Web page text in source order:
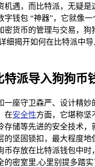
机遇，而比特派，无疑是
字钱包 “神器”，它就像一
密货币的管理与交易，狗
细揭开如何在比特派中
特派导入狗狗币
一座守卫森严、设计精妙
在安全性方面，它堪称坚
存储等先进的安全技术，
的坚固锁扣，最大程度地
币存放在比特派钱包中时
的密室里,心里别提多踏实